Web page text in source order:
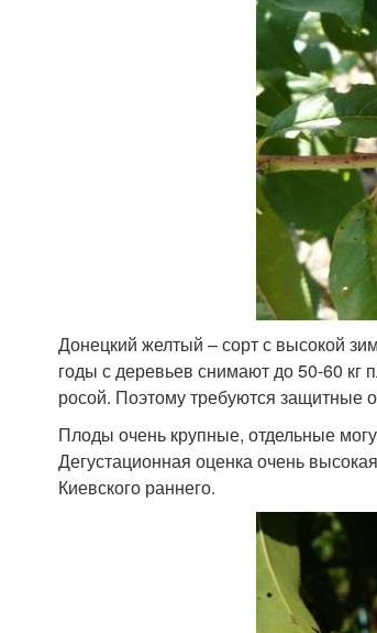
Донецкий желтый – сорт с высокой
годы с деревьев снимают до 50-60 кг
росой. Поэтому требуются защитные
Плоды очень крупные, отдельные
Дегустационная оценка очень
Киевского раннего.